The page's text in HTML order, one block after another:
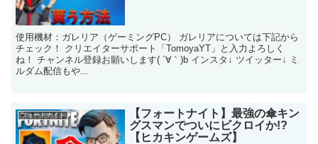
使用機材：ガレリア（​ゲーミングPC​） ガレリアについては下記から
チェック​！ クリエイターサポート「TomoyaYT」と入力よろしく
ね！ チャンネル登録お願いします( ´∀｀)b インスタ↓ ツイッター↓ ミ
ルダム配信もや...
フォートナイト
【フォートナイト】最強の傘キン
グスマンでついにビクロイか!?
【ヒカキンゲームズ】